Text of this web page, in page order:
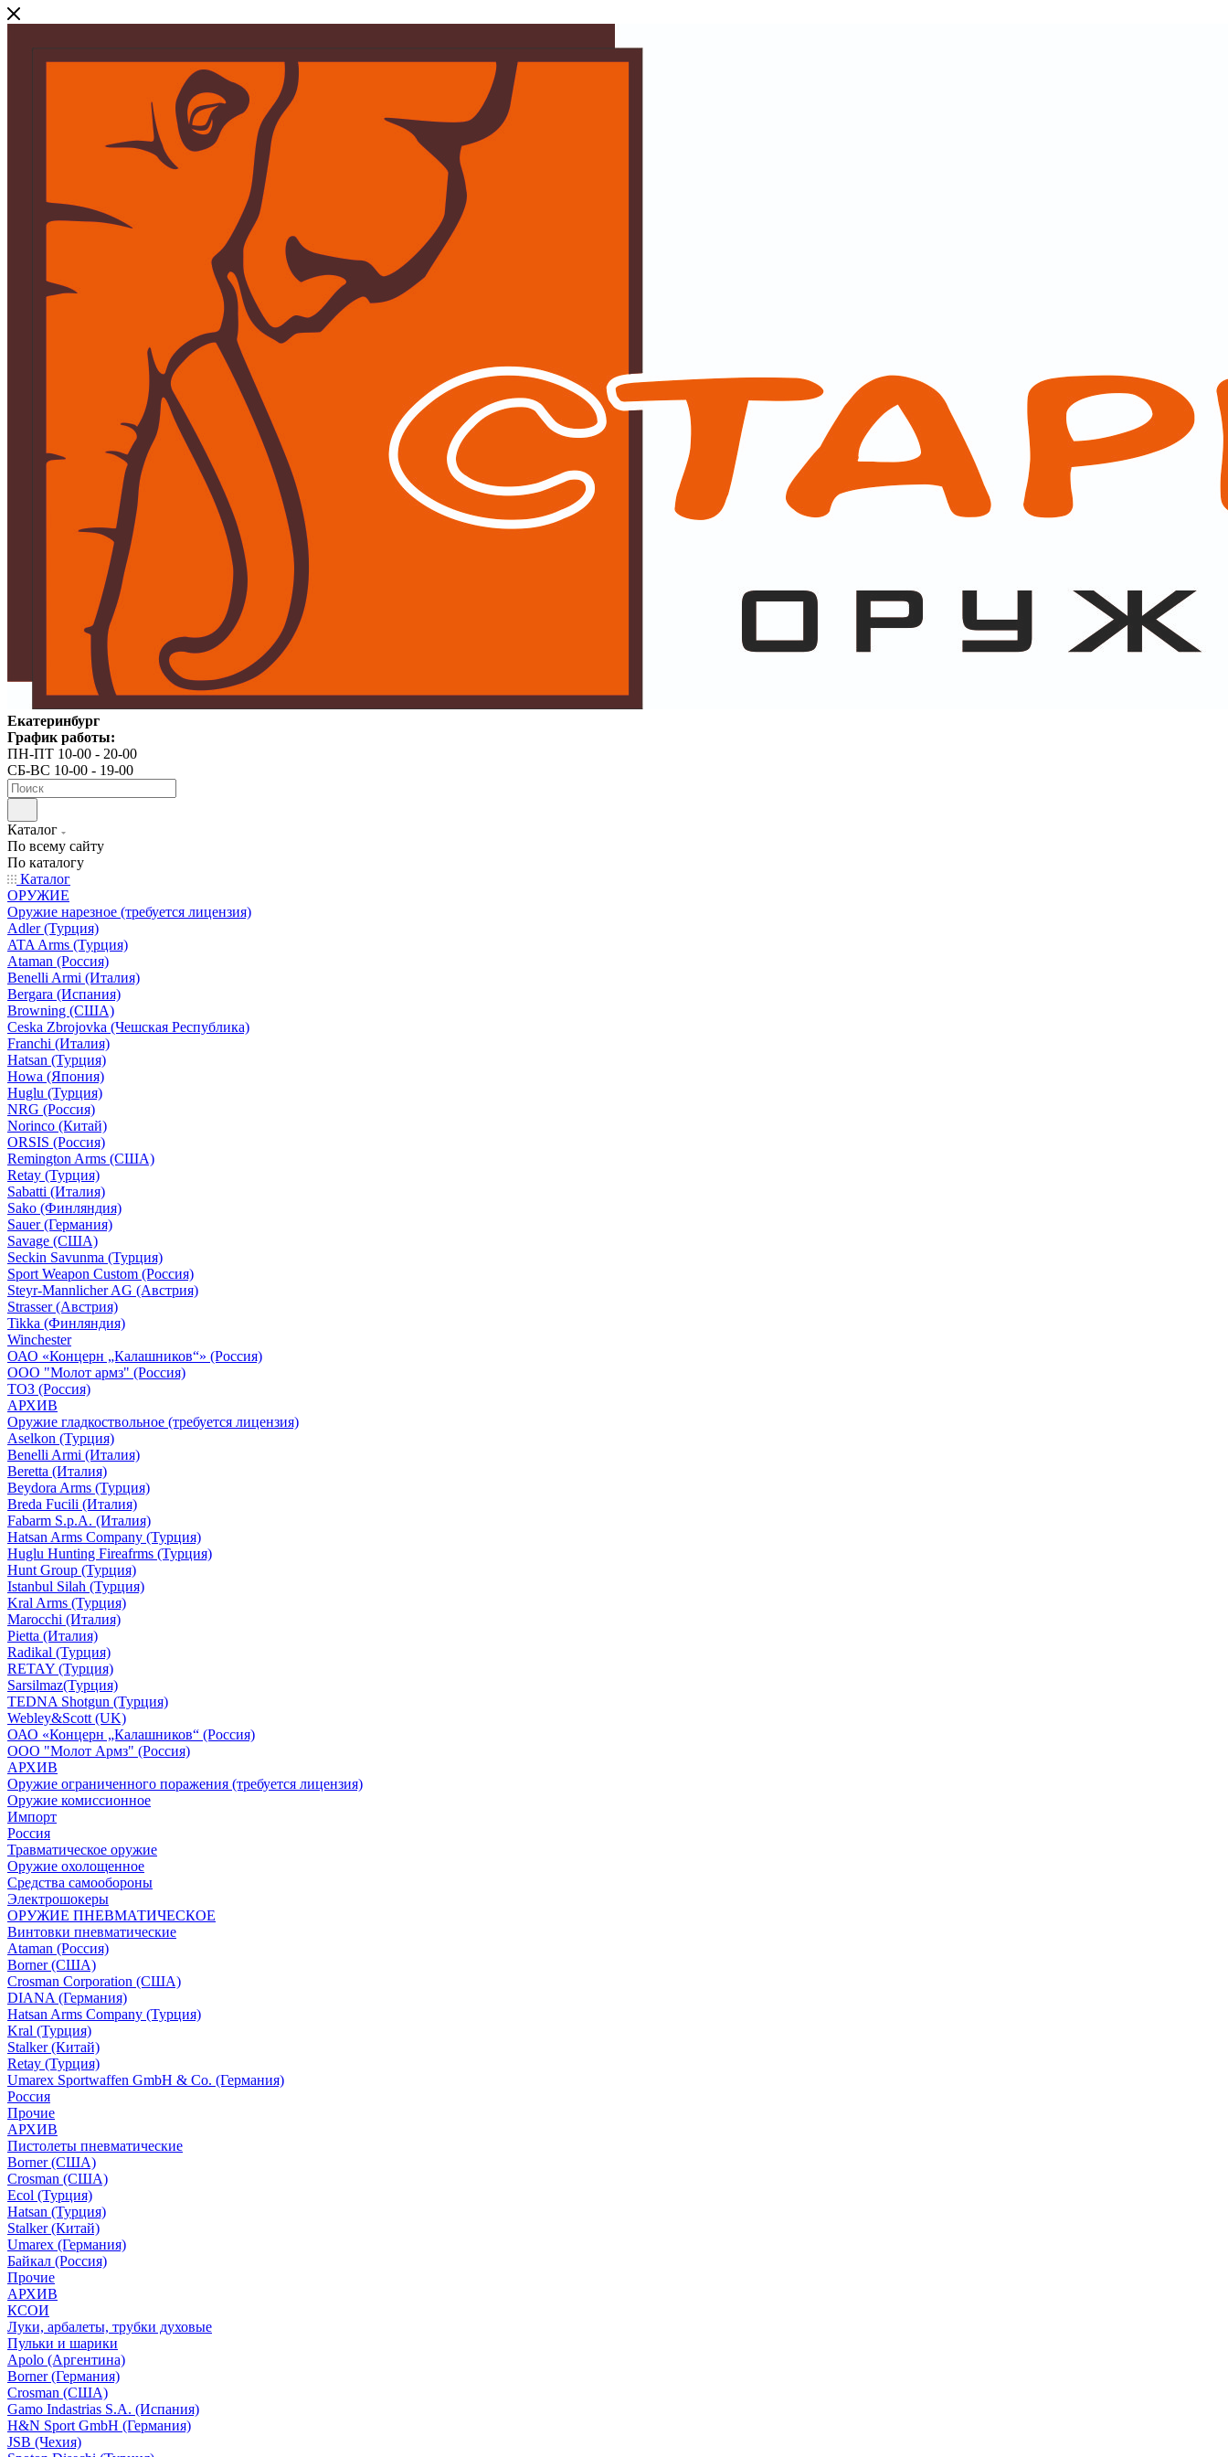
Екатеринбург
График работы:
ПН-ПТ 10-00 - 20-00
СБ-ВС 10-00 - 19-00
Каталог
По всему сайту
По каталогу
Каталог
ОРУЖИЕ
Оружие нарезное (требуется лицензия)
Adler (Турция)
ATA Arms (Турция)
Ataman (Россия)
Benelli Armi (Италия)
Bergara (Испания)
Browning (США)
Ceska Zbrojovka (Чешская Республика)
Franchi (Италия)
Hatsan (Турция)
Howa (Япония)
Huglu (Турция)
NRG (Россия)
Norinco (Китай)
ORSIS (Россия)
Remington Arms (США)
Retay (Турция)
Sabatti (Италия)
Sako (Финляндия)
Sauer (Германия)
Savage (США)
Seckin Savunma (Турция)
Sport Weapon Custom (Россия)
Steyr-Mannlicher AG (Австрия)
Strasser (Австрия)
Tikka (Финляндия)
Winchester
ОАО «Концерн „Калашников“» (Россия)
ООО "Молот армз" (Россия)
ТОЗ (Россия)
АРХИВ
Оружие гладкоствольное (требуется лицензия)
Aselkon (Турция)
Benelli Armi (Италия)
Beretta (Италия)
Beydora Arms (Турция)
Breda Fucili (Италия)
Fabarm S.p.A. (Италия)
Hatsan Arms Company (Турция)
Huglu Hunting Fireafrms (Турция)
Hunt Group (Турция)
Istanbul Silah (Турция)
Kral Arms (Турция)
Marocchi (Италия)
Pietta (Италия)
Radikal (Турция)
RETAY (Турция)
Sarsilmaz(Турция)
TEDNA Shotgun (Турция)
Webley&Scott (UK)
ОАО «Концерн „Калашников“ (Россия)
ООО "Молот Армз" (Россия)
АРХИВ
Оружие ограниченного поражения (требуется лицензия)
Оружие комиссионное
Импорт
Россия
Травматическое оружие
Оружие охолощенное
Средства самообороны
Электрошокеры
ОРУЖИЕ ПНЕВМАТИЧЕСКОЕ
Винтовки пневматические
Ataman (Россия)
Borner (США)
Crosman Corporation (США)
DIANA (Германия)
Hatsan Arms Company (Турция)
Kral (Турция)
Stalker (Китай)
Retay (Турция)
Umarex Sportwaffen GmbH & Co. (Германия)
Россия
Прочие
АРХИВ
Пистолеты пневматические
Borner (США)
Crosman (США)
Ecol (Турция)
Hatsan (Турция)
Stalker (Китай)
Umarex (Германия)
Байкал (Россия)
Прочие
АРХИВ
КСОИ
Луки, арбалеты, трубки духовые
Пульки и шарики
Apolo (Аргентина)
Borner (Германия)
Crosman (США)
Gamo Indastrias S.A. (Испания)
H&N Sport GmbH (Германия)
JSB (Чехия)